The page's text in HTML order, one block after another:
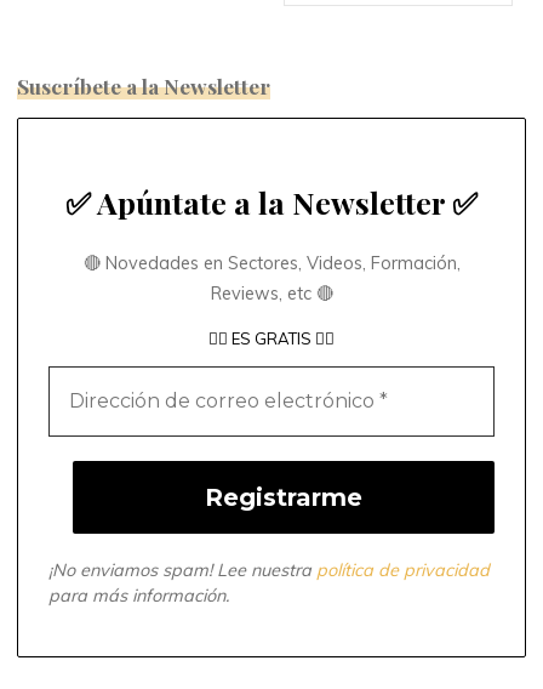
Suscríbete a la Newsletter
✅ Apúntate a la Newsletter ✅
🔴 Novedades en Sectores, Videos, Formación,
Reviews, etc 🔴
👇🏼 ES GRATIS 👇🏼
¡No enviamos spam! Lee nuestra política de privacidad
para más información.